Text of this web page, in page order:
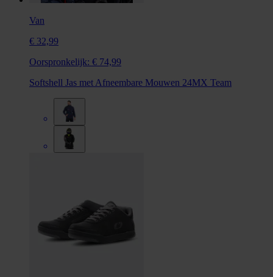
Van
€ 32,99
Oorspronkelijk: € 74,99
Softshell Jas met Afneembare Mouwen 24MX Team